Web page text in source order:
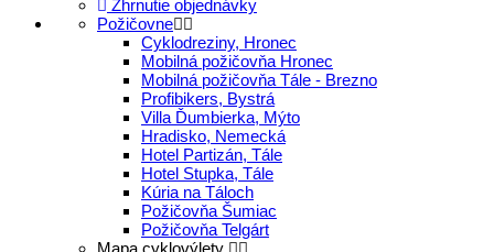
Zhrnutie objednávky
Požičovne
Cyklodreziny, Hronec
Mobilná požičovňa Hronec
Mobilná požičovňa Tále - Brezno
Profibikers, Bystrá
Villa Ďumbierka, Mýto
Hradisko, Nemecká
Hotel Partizán, Tále
Hotel Stupka, Tále
Kúria na Táloch
Požičovňa Šumiac
Požičovňa Telgárt
Mapa cyklovýlety